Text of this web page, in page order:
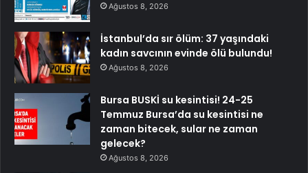
Ağustos 8, 2026
İstanbul’da sır ölüm: 37 yaşındaki
kadın savcının evinde ölü bulundu!
Ağustos 8, 2026
Bursa BUSKİ su kesintisi! 24-25
Temmuz Bursa’da su kesintisi ne
zaman bitecek, sular ne zaman
gelecek?
Ağustos 8, 2026